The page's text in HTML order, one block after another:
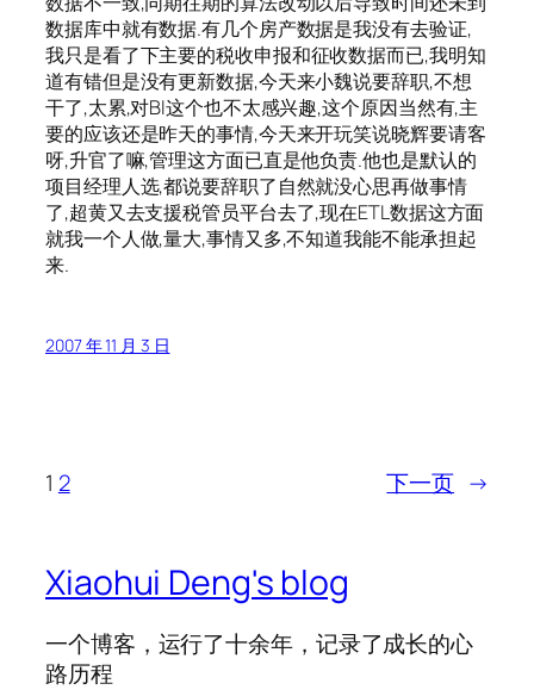
数据库中就有数据.有几个房产数据是我没有去验证,
我只是看了下主要的税收申报和征收数据而已,我明知
道有错但是没有更新数据,今天来小魏说要辞职,不想
干了,太累,对BI这个也不太感兴趣,这个原因当然有,主
要的应该还是昨天的事情,今天来开玩笑说晓辉要请客
呀,升官了嘛,管理这方面已直是他负责.他也是默认的
项目经理人选,都说要辞职了自然就没心思再做事情
了,超黄又去支援税管员平台去了,现在ETL数据这方面
就我一个人做,量大,事情又多,不知道我能不能承担起
来.
2007 年 11 月 3 日
1 2 下一页 →
Xiaohui Deng's blog
一个博客，运行了十余年，记录了成长的心
路历程